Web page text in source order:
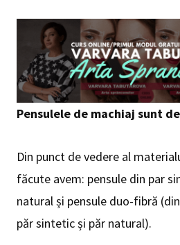
Pensulele de machiaj sunt
Din punct de vedere al
făcute avem: pensule din par
natural și pensule duo-fibră
păr sintetic și păr natural).